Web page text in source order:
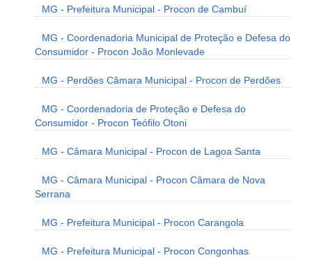
MG - Prefeitura Municipal - Procon de Cambuí
MG - Coordenadoria Municipal de Proteção e Defesa do
Consumidor - Procon João Monlevade
MG - Perdões Câmara Municipal - Procon de Perdões
MG - Coordenadoria de Proteção e Defesa do
Consumidor - Procon Teófilo Otoni
MG - Câmara Municipal - Procon de Lagoa Santa
MG - Câmara Municipal - Procon Câmara de Nova
Serrana
MG - Prefeitura Municipal - Procon Carangola
MG - Prefeitura Municipal - Procon Congonhas